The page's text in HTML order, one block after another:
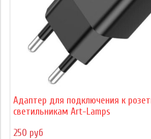
Адаптер для подключения к
светильникам Art-Lamps
250 руб